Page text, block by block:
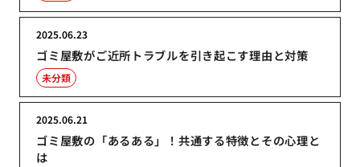
ゴミ屋敷がご近所トラブルを引き起こす理由と対策
2025.06.23
未分類
ゴミ屋敷の「あるある」！共通する特徴とその心理と
は
2025.06.21